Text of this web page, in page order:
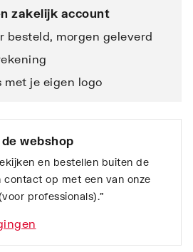
zakelijk account
besteld, morgen geleverd
met je eigen logo
webshop
en bestellen buiten de
contact op met een van onze
professionals).”